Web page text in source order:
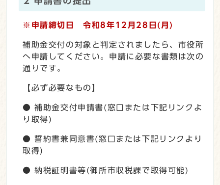
※申請締切日 令和8年12月28日(月)
補助金交付の対象と判定されましたら、市役所
へ申請してください。申請に必要な書類は次の
通りです。
【必ず必要なもの】
● 補助金交付申請書(窓口または下記リンクよ
り取得)
● 誓約書兼同意書(窓口または下記リンクより
取得)
● 納税証明書等(御所市収税課で取得可能)